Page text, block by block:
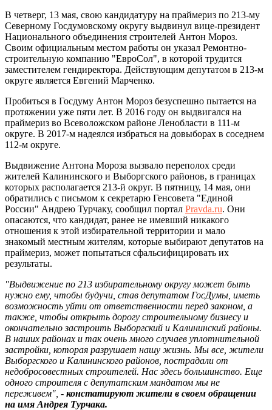
В четверг, 13 мая, свою кандидатуру на праймериз по 213-му
Северному Госдумовскому округу выдвинул вице-президент
Национального объединения строителей Антон Мороз.
Своим официальным местом работы он указал Ремонтно-
строительную компанию "ЕвроСол", в которой трудится
заместителем гендиректора. Действующим депутатом в 213-м
округе является Евгений Марченко.
Пробиться в Госдуму Антон Мороз безуспешно пытается на
протяжении уже пяти лет. В 2016 году он выдвигался на
праймериз во Всеволожском районе Ленобласти в 111-м
округе. В 2017-м надеялся избраться на довыборах в соседнем
112-м округе.
Выдвижение Антона Мороза вызвало переполох среди
жителей Калининского и Выборгского районов, в границах
которых располагается 213-й округ. В пятницу, 14 мая, они
обратились с письмом к секретарю Генсовета "Единой
России" Андрею Турчаку, сообщил портал Pravda.ru. Они
опасаются, что кандидат, ранее не имевший никакого
отношения к этой избирательной территории и мало
знакомый местным жителям, которые выбирают депутатов на
праймериз, может попытаться сфальсифицировать их
результаты.
"Выдвижение по 213 избирательному округу может быть
нужно ему, чтобы будучи, став депутатом ГосДумы, иметь
возможность уйти от ответственности перед законом, а
также, чтобы открыть дорогу строительному бизнесу и
окончательно застроить Выборгский и Калининский районы.
В наших районах и так очень много случаев уплотнительной
застройки, которая разрушает нашу жизнь. Мы все, жители
Выборгского и Калининского районов, пострадали от
недобросовестных строителей. Нас здесь большинство. Еще
одного строителя с депутатским мандатом мы не
переживем", - констатируют жители в своем обращении
на имя Андрея Турчака.